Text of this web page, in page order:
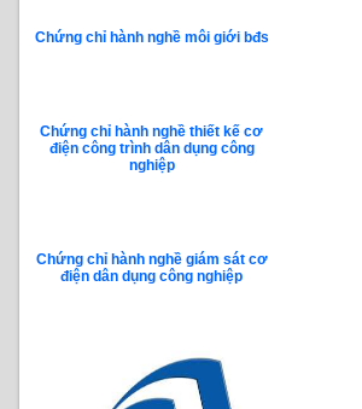
Chứng chỉ hành nghề môi giới bđs
Chứng chỉ hành nghề thiết kế cơ
điện công trình dân dụng công
nghiệp
Chứng chỉ hành nghề giám sát cơ
điện dân dụng công nghiệp